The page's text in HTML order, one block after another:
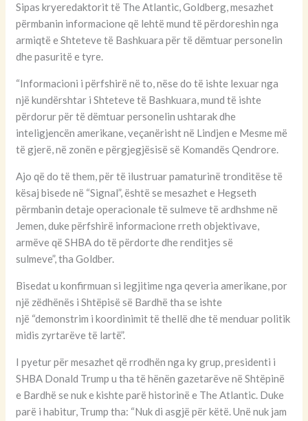
Sipas kryeredaktorit të The Atlantic, Goldberg, mesazhet
përmbanin informacione që lehtë mund të përdoreshin nga
armiqtë e Shteteve të Bashkuara për të dëmtuar personelin
dhe pasuritë e tyre.
“Informacioni i përfshirë në to, nëse do të ishte lexuar nga
një kundërshtar i Shteteve të Bashkuara, mund të ishte
përdorur për të dëmtuar personelin ushtarak dhe
inteligjencën amerikane, veçanërisht në Lindjen e Mesme më
të gjerë, në zonën e përgjegjësisë së Komandës Qendrore.
Ajo që do të them, për të ilustruar pamaturinë tronditëse të
kësaj bisede në “Signal”, është se mesazhet e Hegseth
përmbanin detaje operacionale të sulmeve të ardhshme në
Jemen, duke përfshirë informacione rreth objektivave,
armëve që SHBA do të përdorte dhe renditjes së
sulmeve”, tha Goldber.
Bisedat u konfirmuan si legjitime nga qeveria amerikane, por
një zëdhënës i Shtëpisë së Bardhë tha se ishte
një “demonstrim i koordinimit të thellë dhe të menduar politik
midis zyrtarëve të lartë”.
I pyetur për mesazhet që rrodhën nga ky grup, presidenti i
SHBA Donald Trump u tha të hënën gazetarëve në Shtëpinë
e Bardhë se nuk e kishte parë historinë e The Atlantic. Duke
parë i habitur, Trump tha: “Nuk di asgjë për këtë. Unë nuk jam